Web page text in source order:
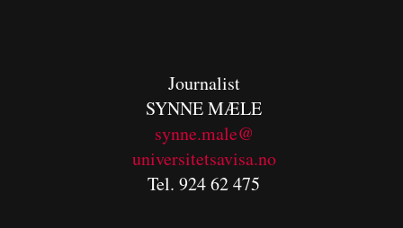
Journalist
SYNNE MÆLE
synne.male@
universitetsavisa.no
Tel. 924 62 475